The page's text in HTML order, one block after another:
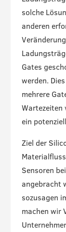
solche
anderen
Gates
werden.
mehrere
Wartezeiten
ein
Ziel der
Sensoren
angebracht
sozusagen
machen wir